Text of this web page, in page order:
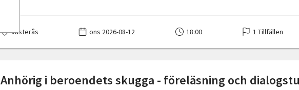
Västerås ons 2026-08-12 18:00 1 Tillfällen
Anhörig i beroendets skugga - föreläsning och